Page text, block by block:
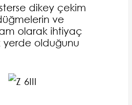
dikey çekim
ve
olarak ihtiyaç
yerde olduğunu